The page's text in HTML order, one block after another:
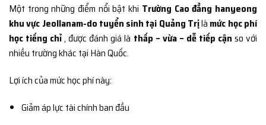
Một trong những điểm nổi bật khi Trường Cao đẳng hanyeong
khu vực Jeollanam-do tuyển sinh tại Quảng Trịlà mức học phí
học tiếng chỉ, được đánh giá là thấp – vừa – dễ tiếp cận so với
nhiều trường khác tại Hàn Quốc.
Lợi ích của mức học phí này:
Giảm áp lực tài chính ban đầu